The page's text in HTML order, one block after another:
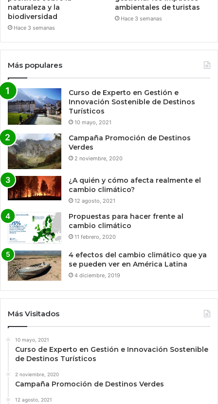
naturaleza y la
biodiversidad
Hace 3 semanas
ambientales de turistas
Hace 3 semanas
Más populares
Curso de Experto en Gestión e
Innovación Sostenible de Destinos
Turísticos
10 mayo, 2021
Campaña Promoción de Destinos
Verdes
2 noviembre, 2020
¿A quién y cómo afecta realmente el
cambio climático?
12 agosto, 2021
Propuestas para hacer frente al
cambio climático
11 febrero, 2020
4 efectos del cambio climático que ya
se pueden ver en América Latina
4 diciembre, 2019
Más Visitados
10 mayo, 2021
Curso de Experto en Gestión e Innovación Sostenible
de Destinos Turísticos
2 noviembre, 2020
Campaña Promoción de Destinos Verdes
12 agosto, 2021